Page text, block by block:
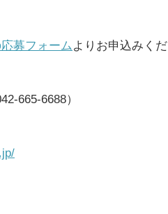
募フォーム よりお申込みくだ
665-6688）